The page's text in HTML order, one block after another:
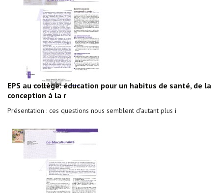
EPS au collège: éducation pour un habitus de santé, de la
conception à la r
Présentation : ces questions nous semblent d'autant plus i